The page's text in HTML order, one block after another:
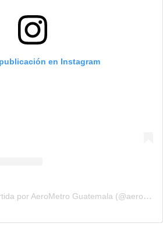
en Instagram
Una publicación compartida por AeroMetro Guatemala (@aerometrogt)